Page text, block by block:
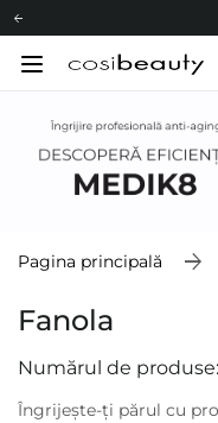
Livrare mai ieftină
Pagina principală
Fanola
Numărul de produse:
Îngrijește-ți părul cu